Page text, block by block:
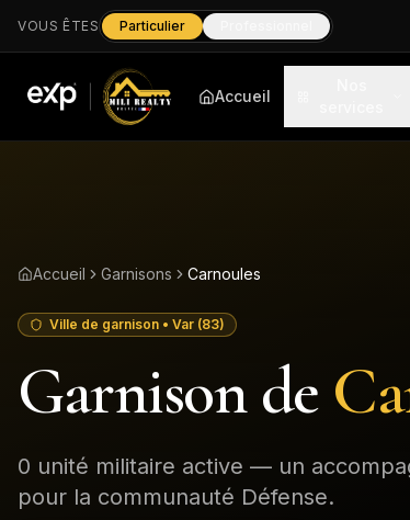
VOUS ÊTES Particulier
Accueil
Accueil Garnisons Carnoules
Ville de garnison • Var (83)
Garnison de
0 unité militaire active — un
pour la communauté Défense.